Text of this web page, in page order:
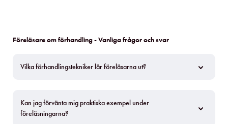
Föreläsare om förhandling - Vanliga frågor och svar
Vilka förhandlingstekniker lär föreläsarna ut?
Kan jag förvänta mig praktiska exempel under
föreläsningarna?